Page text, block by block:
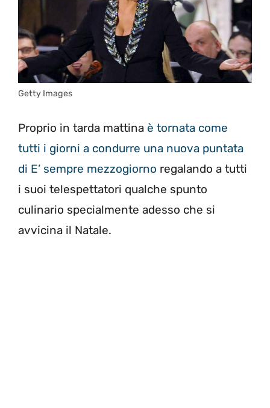
Getty Images
Proprio in tarda mattina è tornata come
tutti i giorni a condurre una nuova puntata
di E’ sempre mezzogiorno regalando a tutti
i suoi telespettatori qualche spunto
culinario specialmente adesso che si
avvicina il Natale.